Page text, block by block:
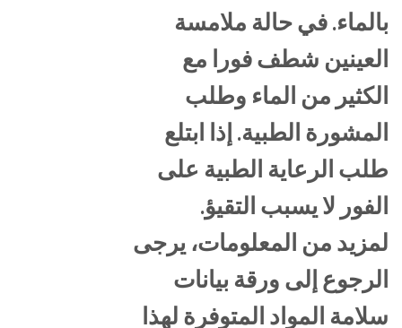
بالماء. في حالة ملامسة
العينين شطف فورا مع
الكثير من الماء وطلب
المشورة الطبية. إذا ابتلع
طلب الرعاية الطبية على
الفور لا يسبب التقيؤ.
لمزيد من المعلومات، يرجى
الرجوع إلى ورقة بيانات
سلامة المواد المتوفرة لهذا